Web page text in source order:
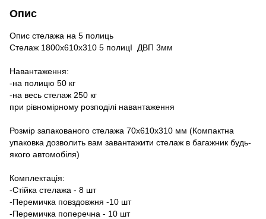
Опис
Опис стелажа на 5 полиць
Стелаж 1800х610х310 5 полицІ ДВП 3мм
Навантаження:
-на полицю 50 кг
-на весь стелаж 250 кг
при рівномірному розподілі навантаження
Розмір запакованого стелажа 70х610х310 мм (Компактна
упаковка дозволить вам завантажити стелаж в багажник будь-
якого автомобіля)
Комплектація:
-Стійка стелажа - 8 шт
-Перемичка повздовжня -10 шт
-Перемичка поперечна - 10 шт